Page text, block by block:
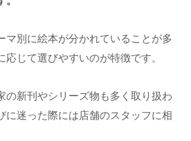
マ別に絵本が分かれていることが多
応じて選びやすいのが特徴です。
の新刊やシリーズ物も多く取り扱わ
に迷った際には店舗のスタッフに相